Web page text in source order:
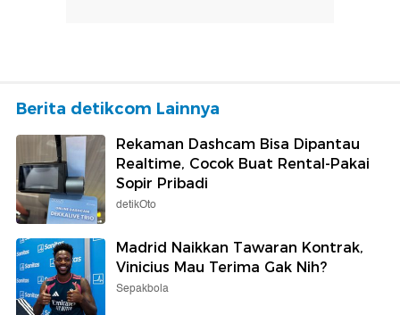
Berita detikcom Lainnya
Rekaman Dashcam Bisa Dipantau
Realtime, Cocok Buat Rental-Pakai
Sopir Pribadi
detikOto
Madrid Naikkan Tawaran Kontrak,
Vinicius Mau Terima Gak Nih?
Sepakbola